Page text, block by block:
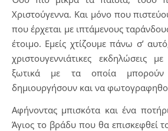
Χριστούγεννα. Και μόνο που
που έρχεται με ιπτάμενους
έτοιμο. Εμείς χτίζουμε πάνω σ’
χριστουγεννιάτικες εκδηλώσεις
ξωτικά με τα οποία
δημιουργήσουν και να
Αφήνοντας μπισκότα και ένα
Άγιος το βράδυ που θα επισκεφθεί